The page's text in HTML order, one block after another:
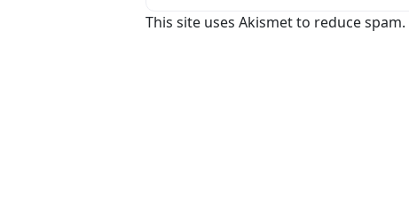
This site uses Akismet to reduce spam.